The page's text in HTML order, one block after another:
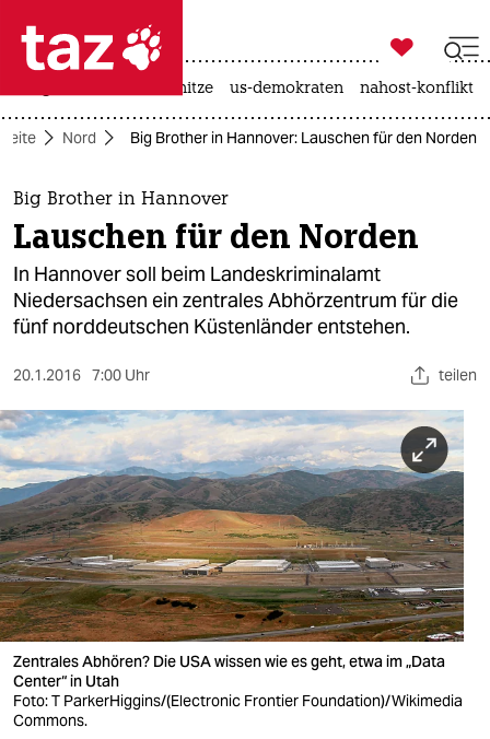
 taz zahl ich
taz zahl ich
themen
politik
öko
sport
berlin
nord
wahrheit
verlag
verlag
veranstaltungen

taz zahl ich
hitze us-demokraten nahost-konflikt
Nord Big Brother in Hannover: Lauschen für den Norden
Big Brother in Hannover
Lauschen für den Norden
In Hannover soll beim Landeskriminalamt
Niedersachsen ein zentrales Abhörzentrum für die
fünf norddeutschen Küstenländer entstehen.
20.1.2016 7:00 Uhr teilen
Zentrales Abhören? Die USA wissen wie es geht, etwa im „Data
Center“ in Utah
Foto: T ParkerHiggins/(Electronic Frontier Foundation)/Wikimedia
Commons.